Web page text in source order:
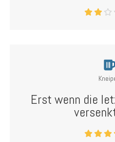
Erst wenn die